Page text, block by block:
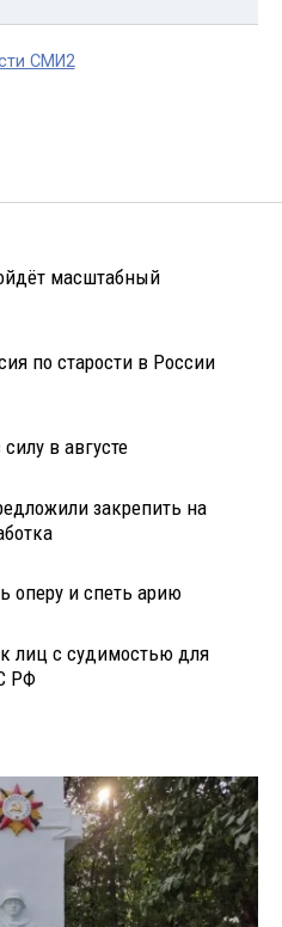
СМИ2
масштабный
по старости в России
в августе
закрепить на
оперу и спеть арию
лиц с судимостью для
РФ